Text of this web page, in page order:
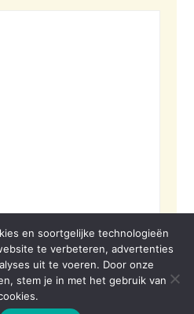
en soortgelijke technologieën
te verbeteren, advertenties
uit te voeren. Door onze
stem je in met het gebruik van